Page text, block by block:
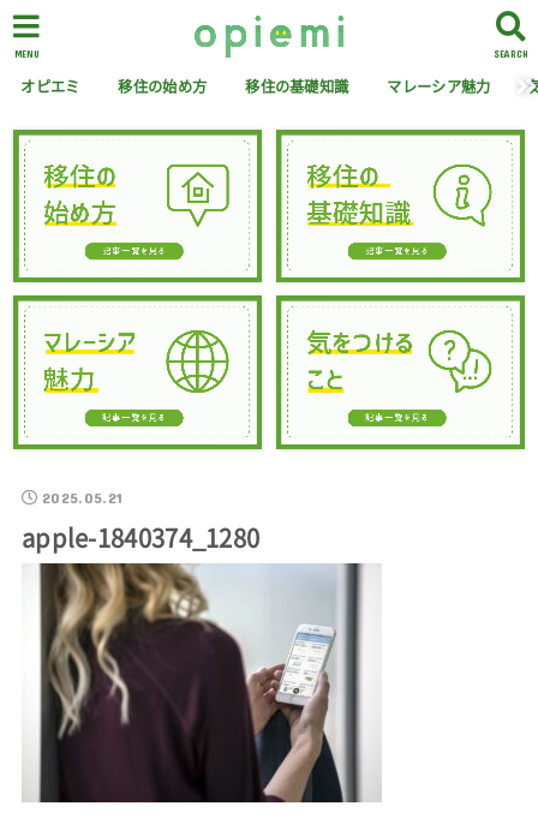
SEARCH
MENU
オピエミ 移住の始め方 移住の基礎知識 マレーシア魅力
2025.05.21
apple-1840374_1280